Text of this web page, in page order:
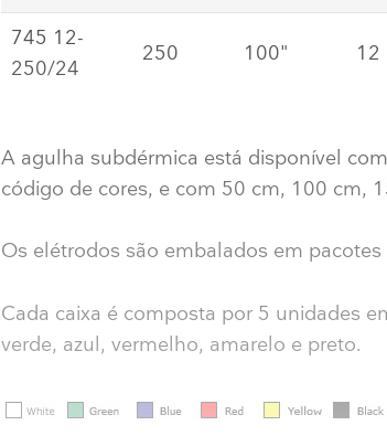
745 12-
250/24
250 100" 12
A agulha subdérmica está disponível
código de cores, e com 50 cm, 100 cm,
Os elétrodos são embalados em
Cada caixa é composta por 5 unidades
verde, azul, vermelho, amarelo e preto.